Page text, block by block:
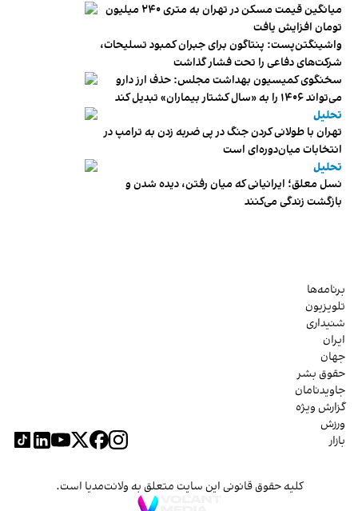
میانگین قیمت مسکن در تهران به متری ۲۴۰ میلیون
تومان افزایش یافت
واشینگتن‌پست: پنتاگون برای جبران کمبود تسلیحات،
شرکت‌های دفاعی را تحت فشار گذاشت
سخنگوی کمیسیون بهداشت مجلس: حذف ارز دارو
می‌تواند ۱۴۰۶ را به «سال کشتار بیماران» تبدیل کند
تحلیل
تهران با طولانی کردن جنگ در پی ضربه زدن به ترامپ در
انتخابات میان‌دوره‌ای است
تحلیل
نسل معلق؛ ایرانیانی که میان رفتن، دیده شدن و
بازگشت زندگی می‌کنند
برنامه‌ها
تلویزیون
شنیداری
ایران
جهان
حقوق بشر
جاویدنامان
گزارش ویژه
ورزش
بازار
کلیه حقوق قانونی این سایت متعلق به ولانت‌مدیا است.